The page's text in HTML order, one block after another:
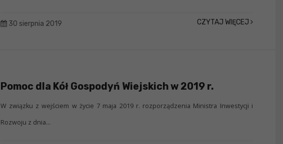
30 sierpnia 2019 CZYTAJ WIĘCEJ
Pomoc dla Kół Gospodyń Wiejskich w 2019 r.
W związku z wejściem w życie 7 maja 2019 r. rozporządzenia Ministra Inwestycji i
Rozwoju z dnia...